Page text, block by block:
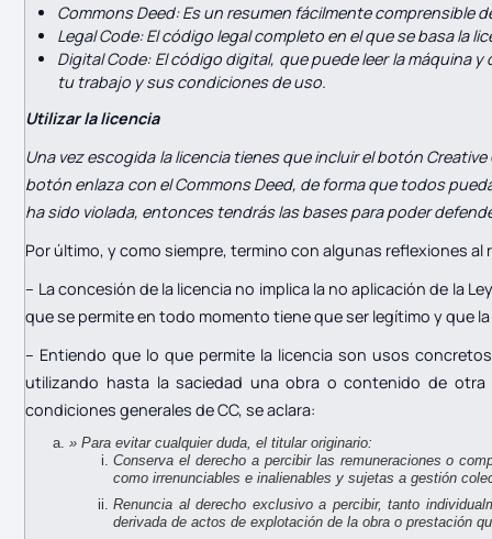
Commons Deed: Es un resumen fácilmente comprensible
Legal Code: El código legal completo en el que se basa la
Digital Code: El código digital, que puede leer la máquina
tu trabajo y sus condiciones de uso.
Utilizar la licencia
Una vez escogida la licencia tienes que incluir el botón
botón enlaza con el Commons Deed, de forma que todos
ha sido violada, entonces tendrás las bases para poder
Por último, y como siempre, termino con algunas reflexiones al
– La concesión de la licencia no implica la no aplicación de la
que se permite en todo momento tiene que ser legítimo y que
– Entiendo que lo que permite la licencia son usos
utilizando hasta la saciedad una obra o contenido de
condiciones generales de CC, se aclara:
» Para evitar cualquier duda, el titular originario:
Conserva el derecho a percibir las remuneraciones o
como irrenunciables e inalienables y sujetas a gestión
Renuncia al derecho exclusivo a percibir, tanto
derivada de actos de explotación de la obra o prestación